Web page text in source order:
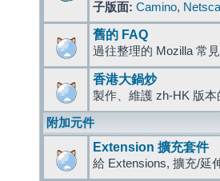
子版面: Camino,
舊的 FAQ
過往整理的 Mozilla 常
香港大鍋炒
製作、維護 zh-HK 版本
附加元件
Extension 擴充套件
給 Extensions, 擴充/延